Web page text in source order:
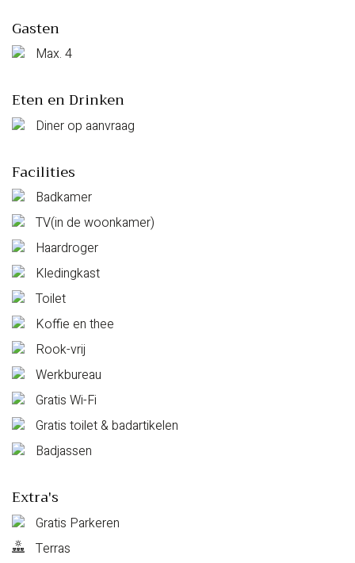
Gasten
Max. 4
Eten en Drinken
Diner op aanvraag
Facilities
Badkamer
TV(in de woonkamer)
Haardroger
Kledingkast
Toilet
Koffie en thee
Rook-vrij
Werkbureau
Gratis Wi-Fi
Gratis toilet & badartikelen
Badjassen
Extra's
Gratis Parkeren
Terras